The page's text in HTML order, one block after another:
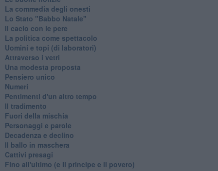
La commedia degli onesti
Lo Stato "Babbo Natale"
Il cacio con le pere
La politica come spettacolo
Uomini e topi (di laboratori)
Attraverso i vetri
Una modesta proposta
Pensiero unico
Numeri
Pentimenti d'un altro tempo
Il tradimento
Fuori della mischia
Personaggi e parole
Decadenza e declino
Il ballo in maschera
Cattivi presagi
Fino all'ultimo (e Il principe e il povero)